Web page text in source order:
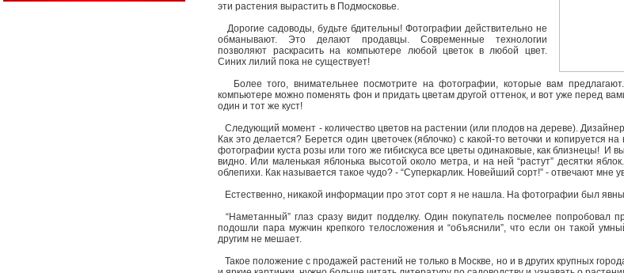
эти растения вырастить в Подмосковье.
Дорогие садоводы, будьте бдительны! Фотографии действительно не
обманывают. Это делают продавцы. Современные технологии
позволяют раскрасить на компьютере любой цветок в любой цвет.
Синих лилий пока не существует!
Более того, внимательнее посмотрите на фотографии, которые вам
компьютере можно поменять фон и придать цветам другой оттенок, и вот уже перед
один и тот же куст!
Следующий момент - количество цветов на растении (или плодов на дереве). Дизайнер
Как это делается? Берется один цветочек (яблочко) с какой-то веточки и копируется
фотографии куста розы или того же гибискуса все цветы одинаковые, как близнецы! И
видно. Или маленькая яблонька высотой около метра, и на ней “растут” десятки
облепихи. Как называется такое чудо? - “Суперкарлик. Новейший сорт!” - отвечают мне
Естественно, никакой информации про этот сорт я не нашла. На фотографии был
“Наметанный” глаз сразу видит подделку. Один покупатель посмелее попробовал
подошли пара мужчин крепкого телосложения и “объяснили”, что если он такой
другим не мешает.
Такое положение с продажей растений не только в Москве, но и в других крупных